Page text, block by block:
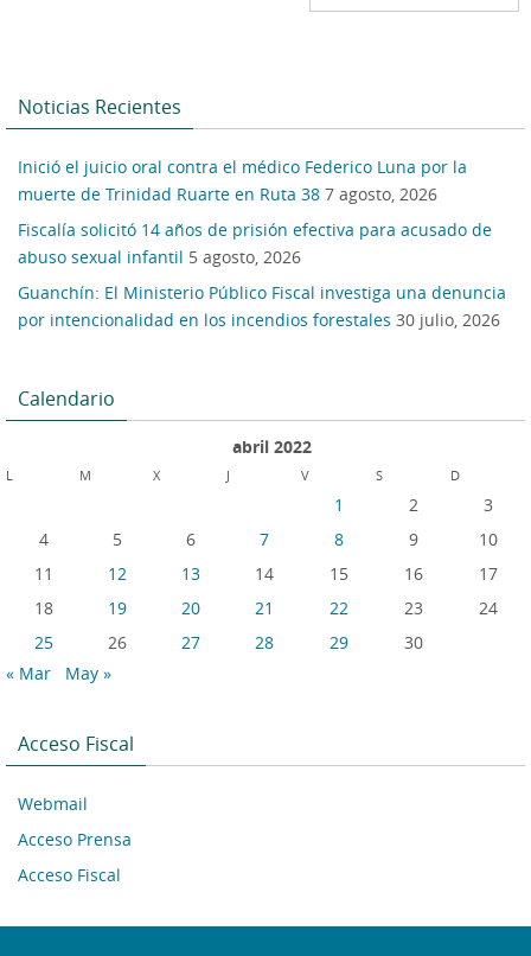
Noticias Recientes
Inició el juicio oral contra el médico Federico Luna por la
muerte de Trinidad Ruarte en Ruta 38 7 agosto, 2026
Fiscalía solicitó 14 años de prisión efectiva para acusado de
abuso sexual infantil 5 agosto, 2026
Guanchín: El Ministerio Público Fiscal investiga una denuncia
por intencionalidad en los incendios forestales 30 julio, 2026
Calendario
abril 2022
L M X J V S D
1 2
3
4
5 6 7 8 9
10
11
12 13 14 15 16
17
18
19 20 21 22 23
24
25
26 27 28 29
30
« Mar
May »
Acceso Fiscal
Webmail
Acceso Prensa
Acceso Fiscal